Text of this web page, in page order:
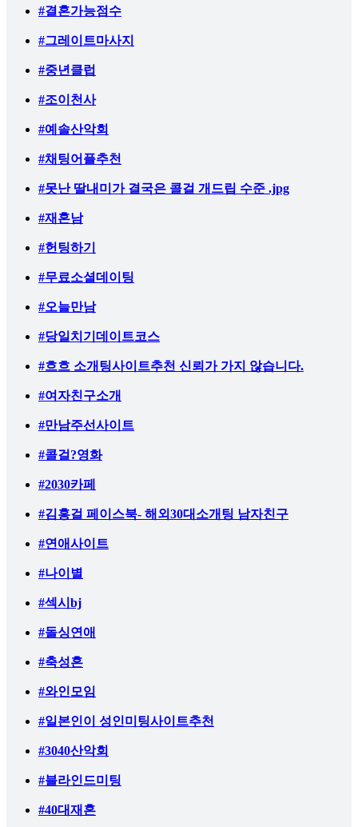
#결혼가능점수
#그레이트마사지
#중년클럽
#조이천사
#예솔산악회
#채팅어플추천
#못난 딸내미가 결국은 콜걸 개드립 수준 .jpg
#재혼남
#헌팅하기
#무료소셜데이팅
#오늘만남
#당일치기데이트코스
#흐흐 소개팅사이트추천 신뢰가 가지 않습니다.
#여자친구소개
#만남주선사이트
#콜걸?영화
#2030카페
#김홍걸 페이스북- 해외30대소개팅 남자친구
#연애사이트
#나이별
#섹시bj
#돌싱연애
#축성혼
#와인모임
#일본인이 성인미팅사이트추천
#3040산악회
#블라인드미팅
#40대재혼